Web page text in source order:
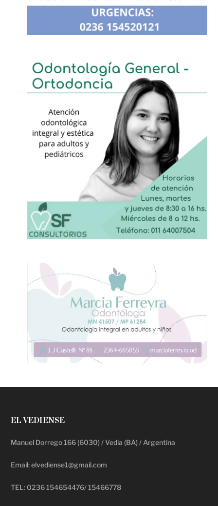
EL VEDIENSE
Manuel Dorrego 166 (6030) / Vedia (BA) / Argentina
Email: elvediense1@gmail.com
TEL: 0236 154654476/ 15466778